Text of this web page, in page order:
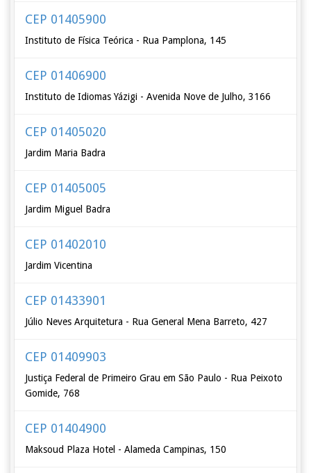
CEP 01405900
Instituto de Física Teórica - Rua Pamplona, 145
CEP 01406900
Instituto de Idiomas Yázigi - Avenida Nove de Julho, 3166
CEP 01405020
Jardim Maria Badra
CEP 01405005
Jardim Miguel Badra
CEP 01402010
Jardim Vicentina
CEP 01433901
Júlio Neves Arquitetura - Rua General Mena Barreto, 427
CEP 01409903
Justiça Federal de Primeiro Grau em São Paulo - Rua Peixoto
Gomide, 768
CEP 01404900
Maksoud Plaza Hotel - Alameda Campinas, 150